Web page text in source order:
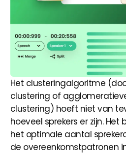
Het clusteringalgoritme
clustering of
clustering) hoeft niet van
hoeveel sprekers er zijn.
het optimale aantal
de overeenkomstpatronen